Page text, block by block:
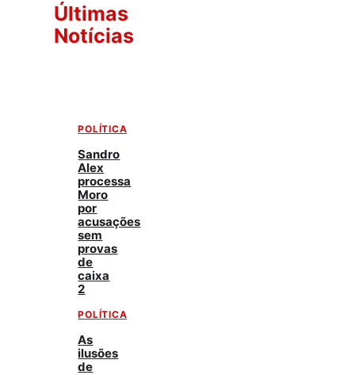
Últimas
Notícias
POLÍTICA
Sandro
Alex
processa
Moro
por
acusações
sem
provas
de
caixa
2
POLÍTICA
As
ilusões
de